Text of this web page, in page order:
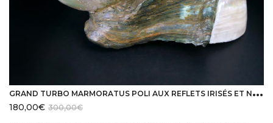
G
RAND TURBO MARMORATUS POLI AUX REFLETS IRISÉS ET NACRÉS VERT
300,00€
180,00€